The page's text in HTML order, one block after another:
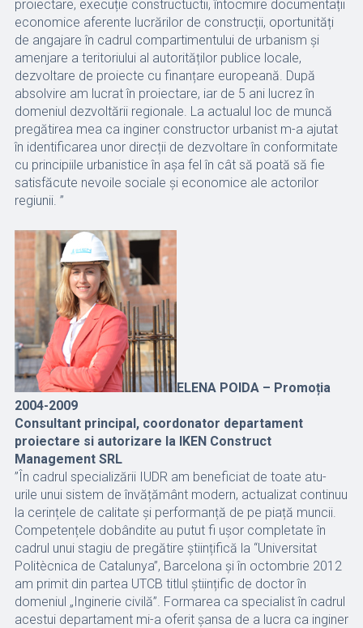
proiectare, execuție constructuctii, întocmire documentații
economice aferente lucrărilor de construcții, oportunități
de angajare în cadrul compartimentului de urbanism și
amenjare a teritoriului al autorităților publice locale,
dezvoltare de proiecte cu finanțare europeană. După
absolvire am lucrat în proiectare, iar de 5 ani lucrez în
domeniul dezvoltării regionale. La actualul loc de muncă
pregătirea mea ca inginer constructor urbanist m-a ajutat
în identificarea unor direcții de dezvoltare în conformitate
cu principiile urbanistice în așa fel în cât să poată să fie
satisfăcute nevoile sociale și economice ale actorilor
regiunii. ”
ELENA POIDA – Promoția
2004-2009
Consultant principal, coordonator departament
proiectare si autorizare la IKEN Construct
Management SRL
”În cadrul specializării IUDR am beneficiat de toate atu-
urile unui sistem de învățământ modern, actualizat continuu
la cerințele de calitate și performanță de pe piață muncii.
Competențele dobândite au putut fi ușor completate în
cadrul unui stagiu de pregătire științifică la “Universitat
Politècnica de Catalunya”, Barcelona și în octombrie 2012
am primit din partea UTCB titlul științific de doctor în
domeniul „Inginerie civilă”. Formarea ca specialist în cadrul
acestui departament mi-a oferit șansa de a lucra ca inginer